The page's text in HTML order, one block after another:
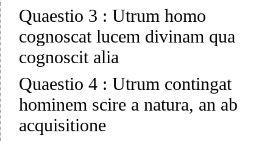
Quaestio 3 : Utrum homo
cognoscat lucem divinam qua
cognoscit alia
Quaestio 4 : Utrum contingat
hominem scire a natura, an ab
acquisitione